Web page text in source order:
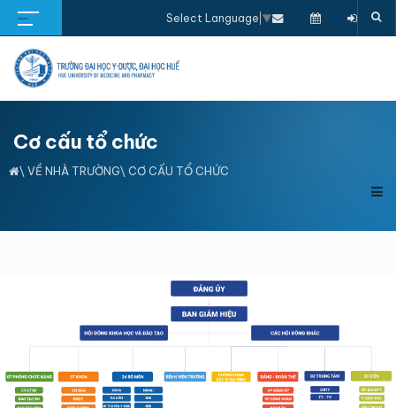
Select Language ▼
Cơ cấu tổ chức
\ VỀ NHÀ TRƯỜNG\ CƠ CẤU TỔ CHỨC